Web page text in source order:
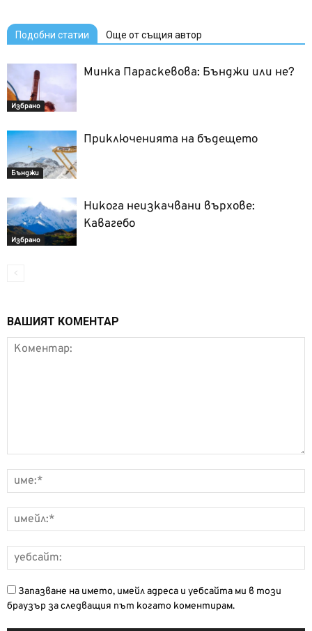
Подобни статии Още от същия автор
Избрано
Минка Параскевова: Бънджи или не?
Бънджи
Приключенията на бъдещето
Избрано
Никога неизкачвани върхове:
Кавагебо
ВАШИЯТ КОМЕНТАР
Запазване на името, имейл адреса и уебсайта ми в този
браузър за следващия път когато коментирам.